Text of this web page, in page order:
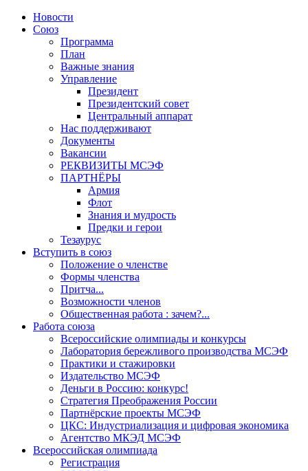
Новости
Союз
Программа
План
Важные знания
Управление
Президент
Президентский совет
Центральный аппарат
Нас поддерживают
Документы
Вакансии
РЕКВИЗИТЫ МСЭФ
ПАРТНЁРЫ
Армия
Флот
Знания и мудрость
Предки и герои
Тезаурус
Вступить в союз
Положение о членстве
Формы членства
Притча...
Возможности членов
Общественная работа : зачем?...
Работа союза
Всероссийские олимпиады и конкурсы
Лаборатория бережливого производства МСЭФ
Практики и стажировки
Издательство МСЭФ
Деньги в Россию: конкурс!
Стратегия Преображения России
Партнёрские проекты МСЭФ
ЦКС: Индустриализация и цифровая экономика
Агентство МКЭД МСЭФ
Всероссийская олимпиада
Регистрация